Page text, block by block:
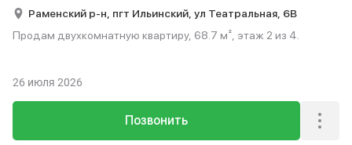
Раменский р-н, пгт Ильинский, ул Театральная, 6В
Продам двухкомнатную квартиру, 68.7 м², этаж 2 из 4.
Позвонить
26 июля 2026